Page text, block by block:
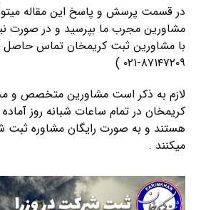
در قسمت پرسش و پاسخ این مقاله
مشاورین مجرب ما بپرسید و در صورت
با مشاورین ثبت کریمخان تماس حاصل
۸۷۱۴۷۲۰۹-۰۲۱ )
لازم به ذکر است مشاورین متخصص و
کریمخان در تمام ساعات شبانه روز
هستند و به صورت رایگان مشاوره ثبت
میکنند .